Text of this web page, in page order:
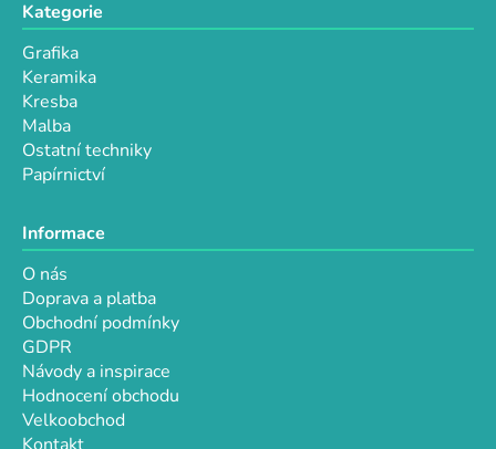
Kategorie
Grafika
Keramika
Kresba
Malba
Ostatní techniky
Papírnictví
Informace
O nás
Doprava a platba
Obchodní podmínky
GDPR
Návody a inspirace
Hodnocení obchodu
Velkoobchod